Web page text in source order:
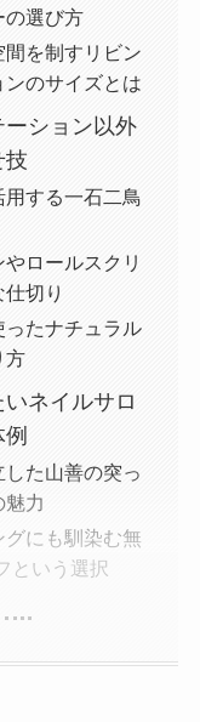
の選び方
を制すリビン
のサイズとは
ション以外
技
する一石二鳥
ロールスクリ
切り
たナチュラル
方
ネイルサロ
た山善の突っ
力
にも馴染む無
という選択